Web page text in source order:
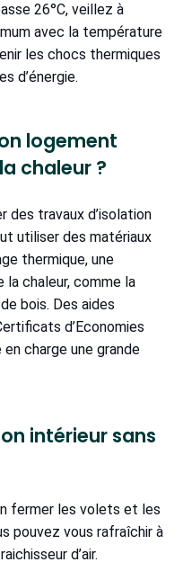
26°C, veillez à
avec la température
les chocs thermiques
d’énergie.
logement
chaleur ?
des travaux d’isolation
utiliser des matériaux
thermique, une
chaleur, comme la
bois. Des aides
d’Economies
en charge une grande
intérieur sans
fermer les volets et les
pouvez vous rafraîchir à
d’air.